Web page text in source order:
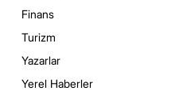
Finans
Turizm
Yazarlar
Yerel Haberler